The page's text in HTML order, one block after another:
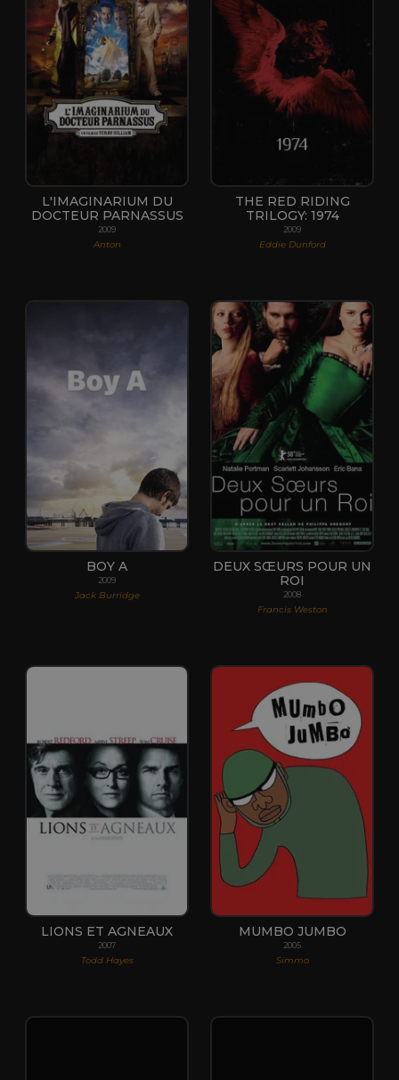
L'IMAGINARIUM DU
DOCTEUR PARNASSUS
2009
Anton
THE RED RIDING
TRILOGY: 1974
2009
Eddie Dunford
BOY A
2009
Jack Burridge
DEUX SŒURS POUR UN
ROI
2008
Francis Weston
LIONS ET AGNEAUX
2007
Todd Hayes
MUMBO JUMBO
2005
Simmo